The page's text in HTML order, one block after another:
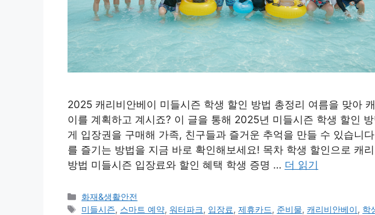
2025 캐리비안베이 미들시즌 학생 할인 방법 총정리 여름을 맞아
이를 계획하고 계시죠? 이 글을 통해 2025년 미들시즌 학생 할인
게 입장권을 구매해 가족, 친구들과 즐거운 추억을 만들 수 있습니
를 즐기는 방법을 지금 바로 확인해보세요! 목차 학생 할인으로 캐
방법 미들시즌 입장료와 할인 혜택 학생 증명 … 더 읽기
카
테
화재&생활안전
태
미들시즌, 스마트 예약,워터파크, 입장료,제휴카드, 준비물,캐리비안베이, 학